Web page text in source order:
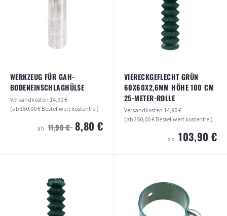
ab ab
ARTIKEL ANSEHEN
WERKZEUG FÜR GAH-
BODENEINSCHLAGHÜLSE
Versandkosten 14,90 €
(ab 350,00 € Bestellwert kostenfrei)
ab 11,90 € 8,80 €
Versandkosten14,90 €
(ab 350,00 € Bestellwert kostenfrei)
11,90 €
VIERECKGEFLECHT GRÜN
60X60X2,6MM HÖHE 100 CM
25-METER-ROLLE
Versandkosten 14,90 €
(ab 350,00 € Bestellwert kostenfrei)
ab 103,90 €
METER-ROLLE
Versandkosten
(ab 350,00 € Bestellwert kostenfrei)